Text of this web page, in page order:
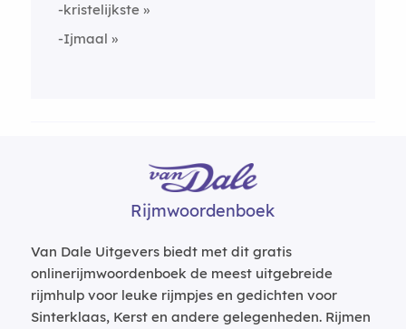
-kristelijkste
-Ijmaal
Rijmwoordenboek
Van Dale Uitgevers biedt met dit gratis
onlinerijmwoordenboek de meest uitgebreide
rijmhulp voor leuke rijmpjes en gedichten voor
Sinterklaas, Kerst en andere gelegenheden. Rijmen